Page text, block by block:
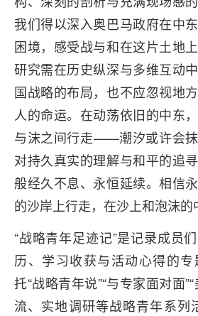
我们得以深入奥巴马政府在中
困境，感受战与和在这片土地
研究需在历史纵深与多维互动
国战略的布局，也不应忽视地
人的命运。在动荡依旧的中东
与沫之间行走——潮汐或许会
对持久真实的理解与和平的追
般经久不息、永恒延续。相信
的沙岸上行走，在沙上和泡沫的
“战略青年足迹记”是记录成员
历、学习收获与活动心得的
托“战略青年说”“与专家面对面
流、实地调研等战略青年系列